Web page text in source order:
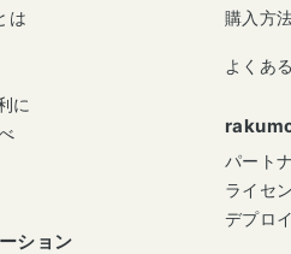
は
に
ション
購入方
よくあ
パート
ライセ
デプロ